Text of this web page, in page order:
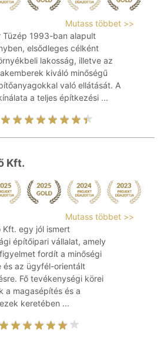
Mutass többet >>
Tüzép 1993-ban alapult
elsődleges célként
lakosság, illetve az
kiváló minőségű
való ellátását. A
a teljes építkezési ...
Kft.
Mutass többet >>
Kft. egy jól ismert
építőipari vállalat, amely
fordít a minőségi
és az ügyfél-orientált
Fő tevékenységi körei
a magasépítés és a
keretében ...